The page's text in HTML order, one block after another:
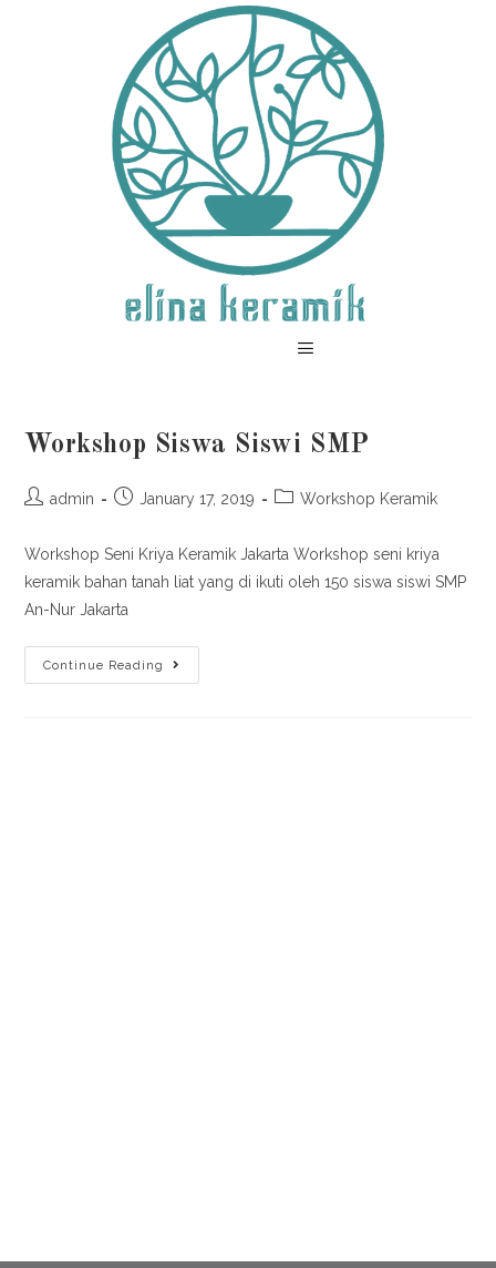
Workshop Siswa Siswi SMP
admin January 17, 2019 Workshop Keramik
Workshop Seni Kriya Keramik Jakarta Workshop seni kriya
keramik bahan tanah liat yang di ikuti oleh 150 siswa siswi SMP
An-Nur Jakarta
Continue Reading